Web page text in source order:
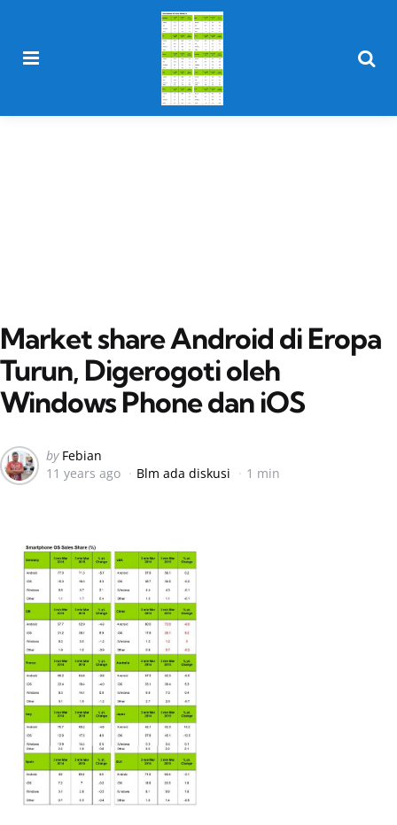
Market share Android di Eropa
Turun, Digerogoti oleh
Windows Phone dan iOS
Posted
by
by Febian
11 years ago
Blm ada diskusi 1 min